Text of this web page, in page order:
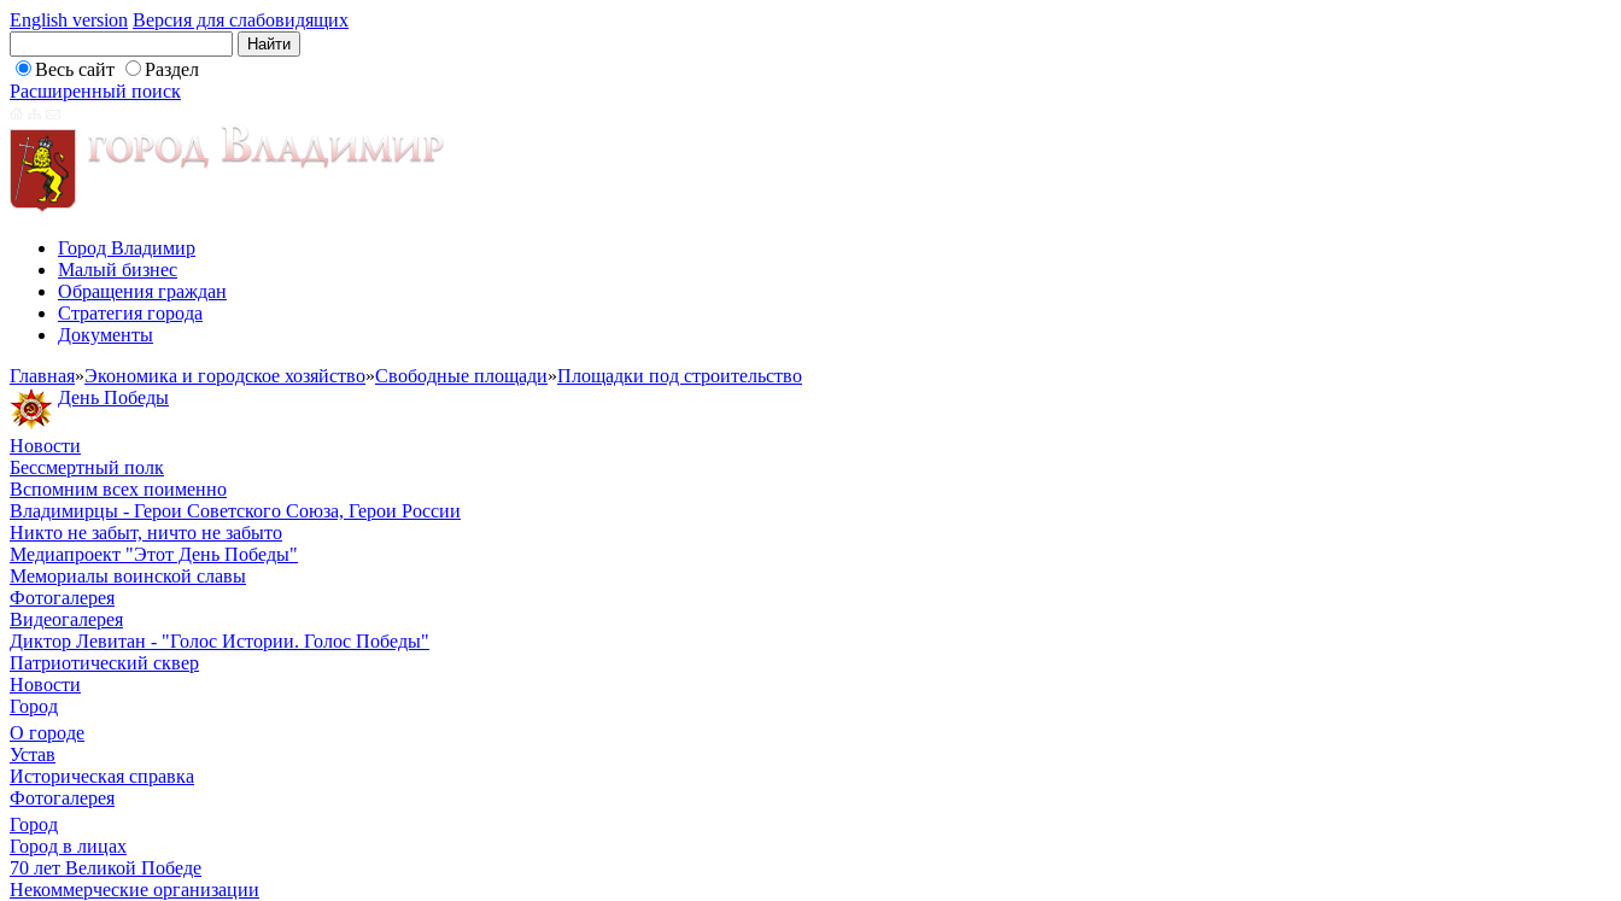
English version Версия для слабовидящих
Весь сайт
Раздел
Расширенный поиск
Город Владимир
Малый бизнес
Обращения граждан
Стратегия города
Документы
Главная»Экономика и городское хозяйство»Свободные площади»Площадки под строительство
День Победы
Новости
Бессмертный полк
Вспомним всех поименно
Владимирцы - Герои Советского Союза, Герои России
Никто не забыт, ничто не забыто
Медиапроект "Этот День Победы"
Мемориалы воинской славы
Фотогалерея
Видеогалерея
Диктор Левитан - "Голос Истории. Голос Победы"
Патриотический сквер
Новости
Город
О городе
Устав
Историческая справка
Фотогалерея
Город
Город в лицах
70 лет Великой Победе
Некоммерческие организации